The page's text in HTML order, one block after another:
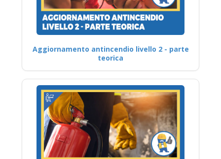
Aggiornamento antincendio livello 2 - parte
teorica